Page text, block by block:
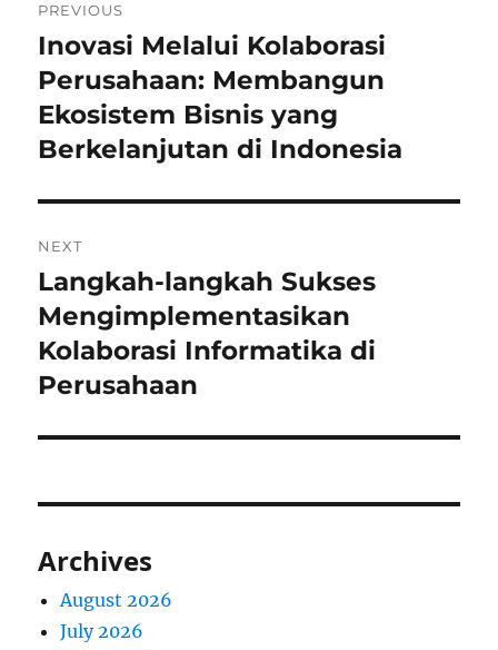
navigation
PREVIOUS
Previous
post:
Inovasi Melalui Kolaborasi
Perusahaan: Membangun
Ekosistem Bisnis yang
Berkelanjutan di Indonesia
NEXT
Next
post:
Langkah-langkah Sukses
Mengimplementasikan
Kolaborasi Informatika di
Perusahaan
Archives
August 2026
July 2026